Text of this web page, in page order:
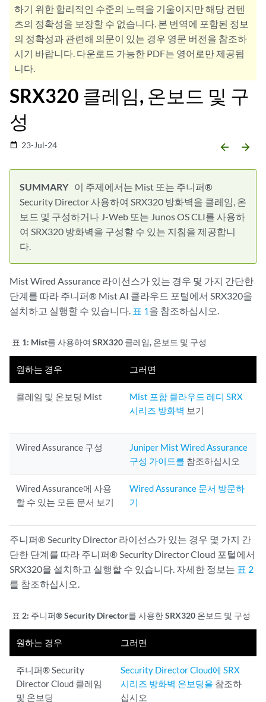
하기 위한 합리적인 수준의 노력을 기울이지만 해당 컨텐
츠의 정확성을 보장할 수 없습니다. 본 번역에 포함된 정보
의 정확성과 관련해 의문이 있는 경우 영문 버전을 참조하
시기 바랍니다. 다운로드 가능한 PDF는 영어로만 제공됩
니다.
SRX320 클레임, 온보드 및 구
성
date_range 23-Jul-24 arrow_backward arrow_forward
이 주제에서는 Mist 또는 주니퍼®
Security Director 사용하여 SRX320 방화벽을 클레임, 온
보드 및 구성하거나 J-Web 또는 Junos OS CLI를 사용하
여 SRX320 방화벽을 구성할 수 있는 지침을 제공합니
다.
Mist Wired Assurance 라이선스가 있는 경우 몇 가지 간단한
단계를 따라 주니퍼® Mist AI 클라우드 포털에서 SRX320을
설치하고 실행할 수 있습니다. 표 1을 참조하십시오.
표 1: Mist를 사용하여 SRX320 클레임, 온보드 및 구성
원하는 경우 그러면
클레임 및 온보딩 Mist
Mist 포함 클라우드 레디 SRX
시리즈 방화벽 보기
Wired Assurance 구성
Juniper Mist Wired Assurance
구성 가이드를 참조하십시오
Wired Assurance에 사용
할 수 있는 모든 문서 보기
Wired Assurance 문서 방문하
기
주니퍼® Security Director 라이선스가 있는 경우 몇 가지 간
단한 단계를 따라 주니퍼® Security Director Cloud 포털에서
SRX320을 설치하고 실행할 수 있습니다. 자세한 정보는 표 2
를 참조하십시오.
표 2: 주니퍼® Security Director를 사용한 SRX320 온보드 및 구성
원하는 경우 그러면
주니퍼® Security
Director Cloud 클레임
및 온보딩
Security Director Cloud에 SRX
시리즈 방화벽 온보딩을 참조하
십시오